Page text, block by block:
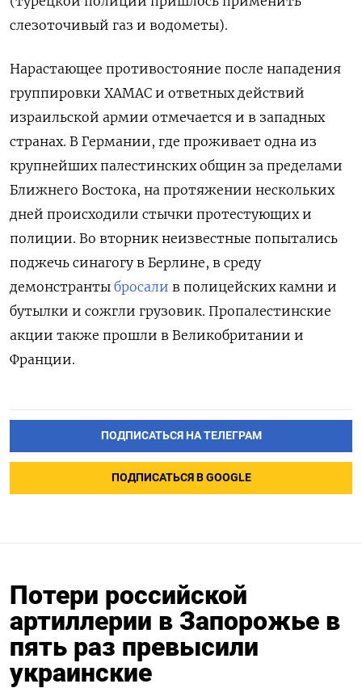
слезоточивый газ и водометы).
Нарастающее противостояние после нападения
группировки ХАМАС и ответных действий
израильской армии отмечается и в западных
странах. В Германии, где проживает одна из
крупнейших палестинских общин за пределами
Ближнего Востока, на протяжении нескольких
дней происходили стычки протестующих и
полиции. Во вторник неизвестные попытались
поджечь синагогу в Берлине, в среду
демонстранты бросали в полицейских камни и
бутылки и сожгли грузовик. Пропалестинские
акции также прошли в Великобритании и
Франции.
ПОДПИСАТЬСЯ НА ТЕЛЕГРАМ
ПОДПИСАТЬСЯ В GOOGLE
Потери российской
артиллерии в Запорожье в
пять раз превысили
украинские